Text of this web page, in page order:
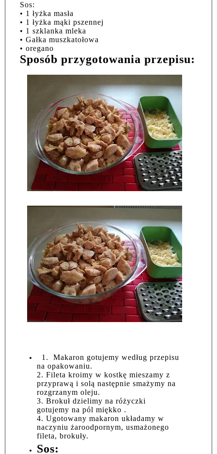
Sos:
• 1 łyżka masła
• 1 łyżka mąki pszennej
• 1 szklanka mleka
• Gałka muszkatołowa
• oregano
Sposób przygotowania przepisu:
1. Makaron gotujemy według przepisu
na opakowaniu.
2. Fileta kroimy w kostkę mieszamy z
przyprawą i solą następnie smażymy na
rozgrzanym oleju.
3. Brokuł dzielimy na różyczki
gotujemy na pól miękko .
4. Ugotowany makaron układamy w
naczyniu żaroodpornym, usmażonego
fileta, brokuły.
Sos: